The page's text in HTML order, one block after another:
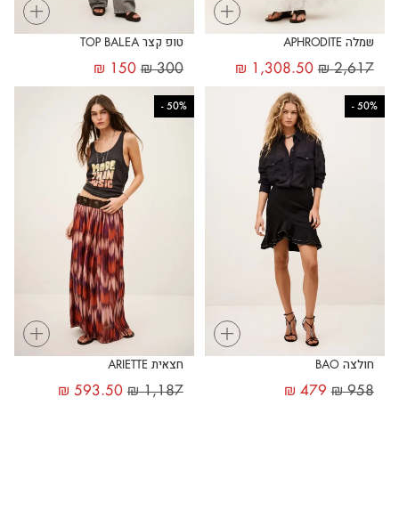
+
שמלה APHRODITE
₪2,617
₪ 1,308.50
+
טופ קצר TOP BALEA
₪300
₪ 150
+
50%
-
חולצה BAO
₪958
₪ 479
+
50%
-
חצאית ARIETTE
₪1,187
₪ 593.50